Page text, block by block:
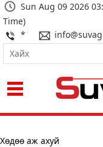
Sun Aug 09 2026
Time)
*
Хөдөө аж ахуй